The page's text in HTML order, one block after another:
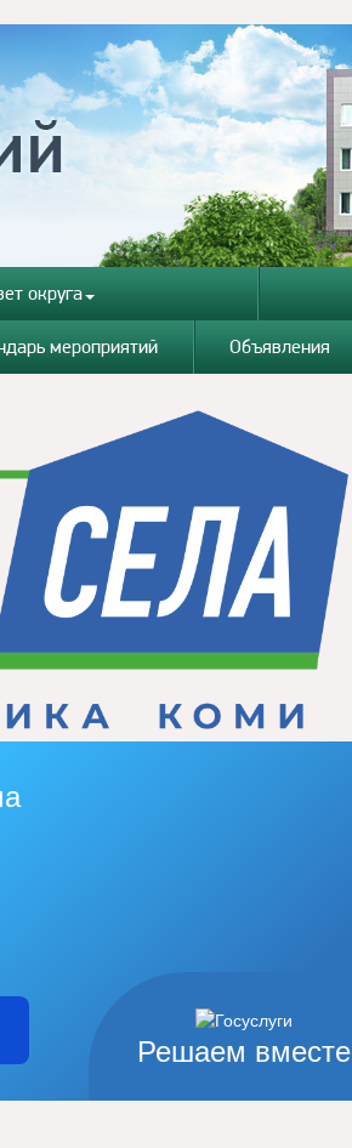
округа
мероприятий Объявления
Решаем вместе